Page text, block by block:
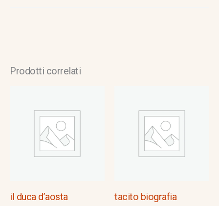
Prodotti correlati
il duca d’aosta
tacito biografia